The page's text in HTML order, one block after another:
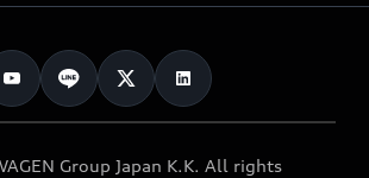
ート
ンペーン
Group Japan K.K. All rights